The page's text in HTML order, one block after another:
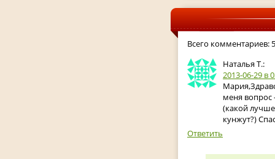
Всего комментариев: 5
Наталья Т.:
2013-06-29 в
меня вопрос
(какой
кунжут?)
Ответить